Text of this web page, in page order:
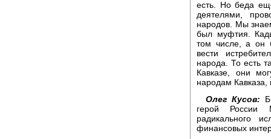
есть. Но беда
деятелями,
народов. Мы
был муфтия.
том числе, а он
вести
народа. То есть
Кавказе, они
народам
Олег Кусов:
герой России
радикального
финансовых